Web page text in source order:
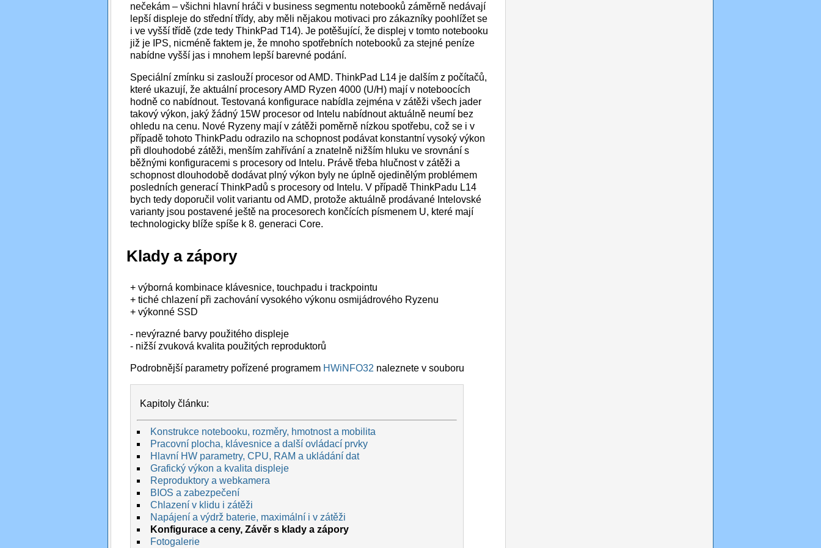
nečekám – všichni hlavní hráči v business segmentu notebooků záměrně nedávají
lepší displeje do střední třídy, aby měli nějakou motivaci pro zákazníky poohlížet se
i ve vyšší třídě (zde tedy ThinkPad T14). Je potěšující, že displej v tomto notebooku
již je IPS, nicméně faktem je, že mnoho spotřebních notebooků za stejné peníze
nabídne vyšší jas i mnohem lepší barevné podání.
Speciální zmínku si zaslouží procesor od AMD. ThinkPad L14 je dalším z počítačů,
které ukazují, že aktuální procesory AMD Ryzen 4000 (U/H) mají v noteboocích
hodně co nabídnout. Testovaná konfigurace nabídla zejména v zátěži všech jader
takový výkon, jaký žádný 15W procesor od Intelu nabídnout aktuálně neumí bez
ohledu na cenu. Nové Ryzeny mají v zátěži poměrně nízkou spotřebu, což se i v
případě tohoto ThinkPadu odrazilo na schopnost podávat konstantní vysoký výkon
při dlouhodobé zátěži, menším zahřívání a znatelně nižším hluku ve srovnání s
běžnými konfiguracemi s procesory od Intelu. Právě třeba hlučnost v zátěži a
schopnost dlouhodobě dodávat plný výkon byly ne úplně ojedinělým problémem
posledních generací ThinkPadů s procesory od Intelu. V případě ThinkPadu L14
bych tedy doporučil volit variantu od AMD, protože aktuálně prodávané Intelovské
varianty jsou postavené ještě na procesorech končících písmenem U, které mají
technologicky blíže spíše k 8. generaci Core.
Klady a zápory
+ výborná kombinace klávesnice, touchpadu i trackpointu
+ tiché chlazení při zachování vysokého výkonu osmijádrového Ryzenu
+ výkonné SSD
- nevýrazné barvy použitého displeje
- nižší zvuková kvalita použitých reproduktorů
Podrobnější parametry pořízené programem HWiNFO32 naleznete v souboru
Kapitoly článku:
Konstrukce notebooku, rozměry, hmotnost a mobilita
Pracovní plocha, klávesnice a další ovládací prvky
Hlavní HW parametry, CPU, RAM a ukládání dat
Grafický výkon a kvalita displeje
Reproduktory a webkamera
BIOS a zabezpečení
Chlazení v klidu i zátěži
Napájení a výdrž baterie, maximální i v zátěži
Konfigurace a ceny, Závěr s klady a zápory
Fotogalerie